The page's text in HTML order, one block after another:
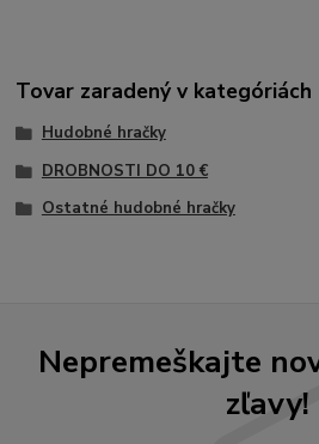
Tovar zaradený v kategóriách
Hudobné hračky
DROBNOSTI DO 10 €
Ostatné hudobné hračky
Nepremeškajte
zľavy!